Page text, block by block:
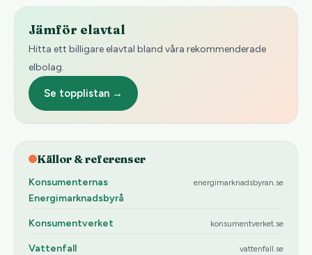
Jämför elavtal
Hitta ett billigare elavtal bland våra rekommenderade
elbolag.
Se topplistan →
Källor & referenser
Konsumenternas
Energimarknadsbyrå
energimarknadsbyran.se
Konsumentverket konsumentverket.se
Vattenfall vattenfall.se